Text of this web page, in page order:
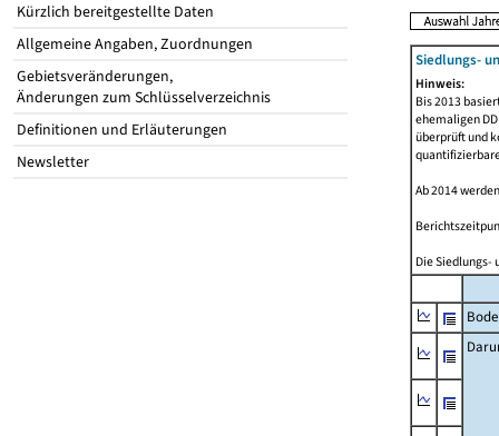
Kürzlich bereitgestellte Daten
Allgemeine Angaben, Zuordnungen
Gebietsveränderungen,
Änderungen zum Schlüsselverzeichnis
Definitionen und Erläuterungen
Newsletter
Siedlungs-
Hinweis:
Bis 2013
ehemaligen
überprüft und
Ab 2014
Die Siedlungs-